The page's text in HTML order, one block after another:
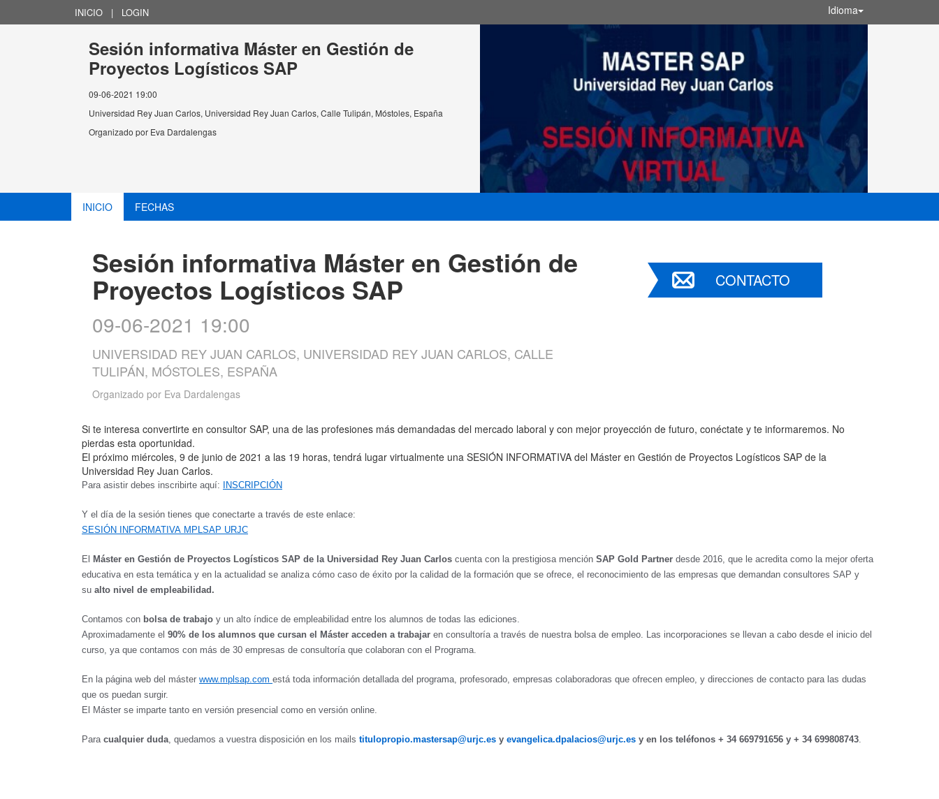
INICIO | LOGIN Idioma
Sesión informativa Máster en Gestión de
Proyectos Logísticos SAP
09-06-2021 19:00
Universidad Rey Juan Carlos, Universidad Rey Juan Carlos, Calle Tulipán, Móstoles, España
Organizado por Eva Dardalengas
INICIO FECHAS
Sesión informativa Máster en Gestión de
Proyectos Logísticos SAP
09-06-2021 19:00
UNIVERSIDAD REY JUAN CARLOS, UNIVERSIDAD REY JUAN CARLOS, CALLE
TULIPÁN, MÓSTOLES, ESPAÑA
Organizado por Eva Dardalengas
CONTACTO
Si te interesa convertirte en consultor SAP, una de las profesiones más demandadas del mercado laboral y con mejor proyección de futuro, conéctate y te informaremos. No
pierdas esta oportunidad.
El próximo miércoles, 9 de junio de 2021 a las 19 horas, tendrá lugar virtualmente una SESIÓN INFORMATIVA del Máster en Gestión de Proyectos Logísticos SAP de la
Universidad Rey Juan Carlos.
Para asistir debes inscribirte aquí: INSCRIPCIÓN
Y el día de la sesión tienes que conectarte a través de este enlace:
SESIÓN
INFORMATIVA MPLSAP URJC
El Máster en Gestión de Proyectos Logísticos SAP de la Universidad Rey Juan Carlos cuenta con la prestigiosa mención SAP Gold Partner desde 2016, que le acredita como la mejor oferta
educativa en esta temática y en la actualidad se analiza cómo caso de éxito por la calidad de la formación que se ofrece, el reconocimiento de las empresas que demandan consultores SAP y
su alto nivel de empleabilidad.
Contamos con bolsa de trabajo y un alto índice de empleabilidad entre los alumnos de todas las ediciones.
Aproximadamente el 90% de los alumnos que cursan el Máster acceden a trabajar en consultoría a través de nuestra bolsa de empleo. Las incorporaciones se llevan a cabo desde el inicio del
curso, ya que contamos con más de 30 empresas de consultoría que colaboran con el Programa.
En la página web del máster www.mplsap.com está toda información detallada del programa, profesorado, empresas colaboradoras que ofrecen empleo, y direcciones de contacto para las dudas
que os puedan surgir.
El Máster se imparte tanto en versión presencial como en versión online.
Para cualquier duda, quedamos a vuestra disposición en los mails titulopropio.mastersap@urjc.es y evangelica.dpalacios@urjc.es y en los teléfonos + 34 669791656 y + 34 699808743.